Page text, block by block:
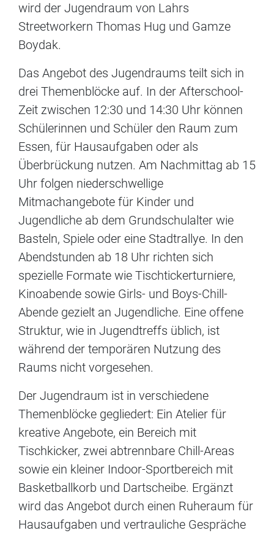
wird der Jugendraum von Lahrs
Streetworkern Thomas Hug und Gamze
Boydak.
Das Angebot des Jugendraums teilt sich in
drei Themenblöcke auf. In der Afterschool-
Zeit zwischen 12:30 und 14:30 Uhr können
Schülerinnen und Schüler den Raum zum
Essen, für Hausaufgaben oder als
Überbrückung nutzen. Am Nachmittag ab 15
Uhr folgen niederschwellige
Mitmachangebote für Kinder und
Jugendliche ab dem Grundschulalter wie
Basteln, Spiele oder eine Stadtrallye. In den
Abendstunden ab 18 Uhr richten sich
spezielle Formate wie Tischtickerturniere,
Kinoabende sowie Girls- und Boys-Chill-
Abende gezielt an Jugendliche. Eine offene
Struktur, wie in Jugendtreffs üblich, ist
während der temporären Nutzung des
Raums nicht vorgesehen.
Der Jugendraum ist in verschiedene
Themenblöcke gegliedert: Ein Atelier für
kreative Angebote, ein Bereich mit
Tischkicker, zwei abtrennbare Chill-Areas
sowie ein kleiner Indoor-Sportbereich mit
Basketballkorb und Dartscheibe. Ergänzt
wird das Angebot durch einen Ruheraum für
Hausaufgaben und vertrauliche Gespräche